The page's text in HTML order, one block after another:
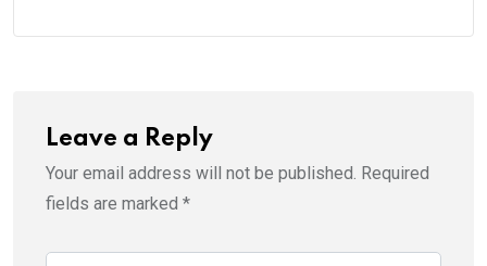
Leave a Reply
Your email address will not be published. Required
fields are marked *